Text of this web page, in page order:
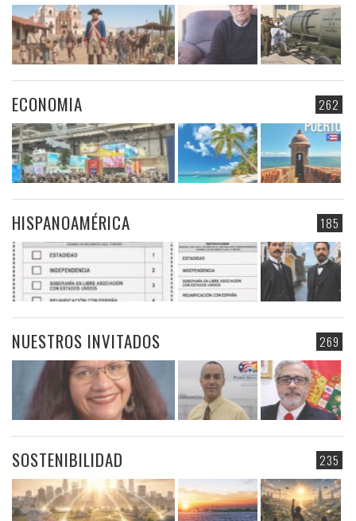
262
ECONOMIA
185
HISPANOAMÉRICA
269
NUESTROS INVITADOS
235
SOSTENIBILIDAD